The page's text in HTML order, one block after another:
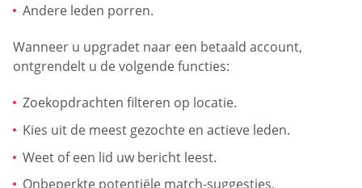
Andere leden porren.
Wanneer u upgradet naar een betaald account,
ontgrendelt u de volgende functies:
Zoekopdrachten filteren op locatie.
Kies uit de meest gezochte en actieve leden.
Weet of een lid uw bericht leest.
Onbeperkte potentiële match-suggesties.